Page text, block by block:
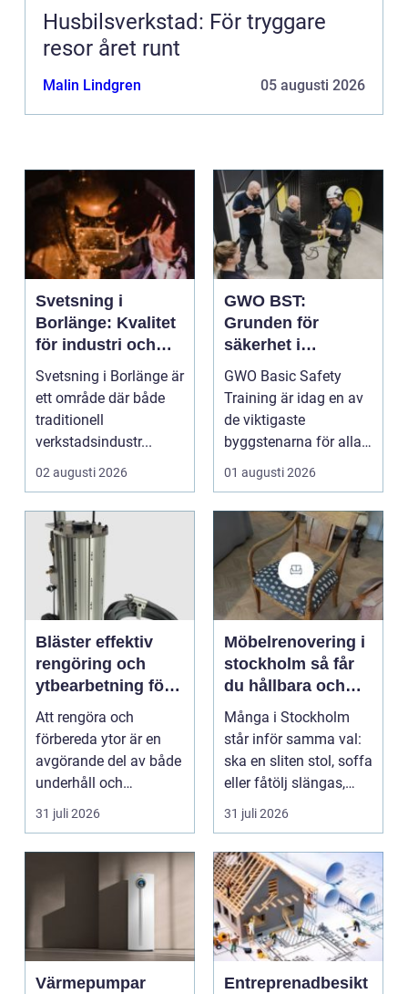
Husbilsverkstad: För tryggare
resor året runt
Malin Lindgren 05 augusti 2026
Svetsning i
Borlänge: Kvalitet
för industri och
konstruktion
Svetsning i Borlänge är
ett område där både
traditionell
verkstadsindustr...
02 augusti 2026
GWO BST:
Grunden för
säkerhet i
vindkraftsbransch
en
GWO Basic Safety
Training är idag en av
de viktigaste
byggstenarna för alla
som vill arbet...
01 augusti 2026
Bläster effektiv
rengöring och
ytbearbetning för
proffs och
hantverkare
Att rengöra och
förbereda ytor är en
avgörande del av både
underhåll och
renovering. Färg, rost,
smu...
31 juli 2026
Möbelrenovering i
stockholm så får
du hållbara och
vackra möbler
Många i Stockholm
står inför samma val:
ska en sliten stol, soffa
eller fåtölj slängas,
säljas billi...
31 juli 2026
Värmepumpar
Entreprenadbesikt